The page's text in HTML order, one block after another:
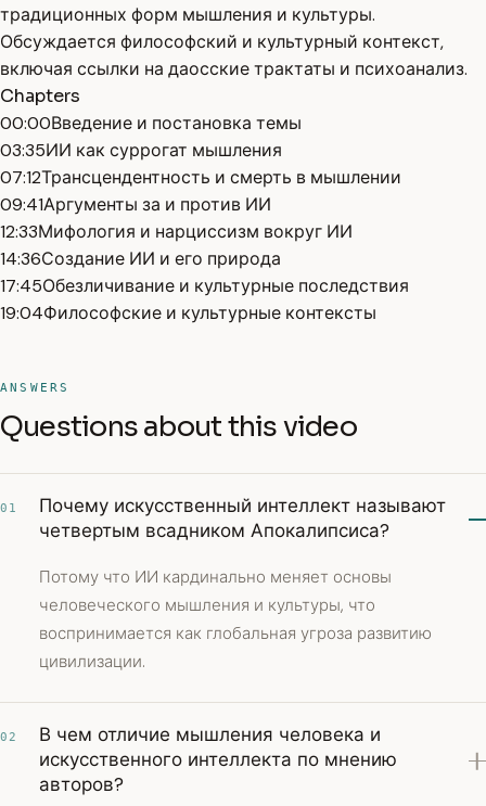
традиционных форм мышления и культуры.
Обсуждается философский и культурный контекст,
включая ссылки на даосские трактаты и психоанализ.
Chapters
00:00Введение и постановка темы
03:35ИИ как суррогат мышления
07:12Трансцендентность и смерть в мышлении
09:41Аргументы за и против ИИ
12:33Мифология и нарциссизм вокруг ИИ
14:36Создание ИИ и его природа
17:45Обезличивание и культурные последствия
19:04Философские и культурные контексты
ANSWERS
Questions about this video
01
Почему искусственный интеллект называют
четвертым всадником Апокалипсиса?
Потому что ИИ кардинально меняет основы
человеческого мышления и культуры, что
воспринимается как глобальная угроза развитию
цивилизации.
02
В чем отличие мышления человека и
искусственного интеллекта по мнению
авторов?